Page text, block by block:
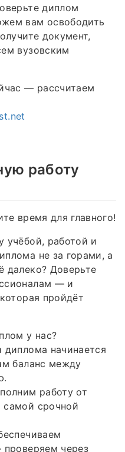
диплом
вам освободить
документ,
вузовским
— рассчитаем
работу
время для главного!
учёбой, работой и
не за горами, а
далеко? Доверьте
— и
пройдёт
у нас?
начинается
баланс между
работу от
срочной
проверяем через